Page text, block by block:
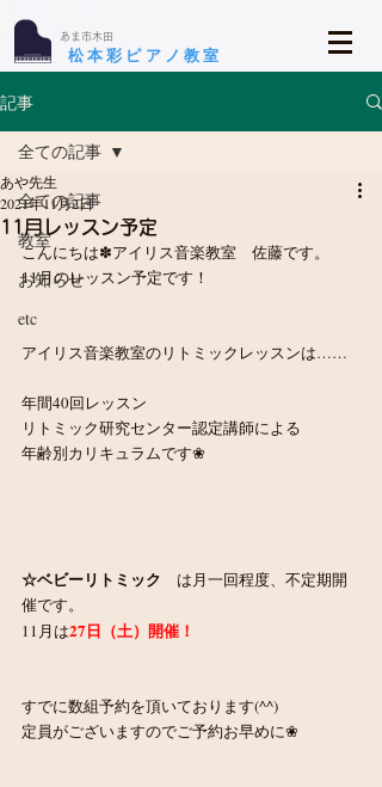
​あま市木田
​松本彩ピアノ教室
記事
全ての記事
教室
お知らせ
etc
全ての記事
11月レッスン予定
あや先生
2021年11月2日
こんにちは✽アイリス音楽教室　佐藤です。
11月のレッスン予定です！
アイリス音楽教室のリトミックレッスンは……
年間40回レッスン
リトミック研究センター認定講師による
年齢別カリキュラムです❀
☆ベビーリトミック は月一回程度、不定期開
催です。
11月は27日（土）開催！
すでに数組予約を頂いております(^^)
定員がございますのでご予約お早めに❀